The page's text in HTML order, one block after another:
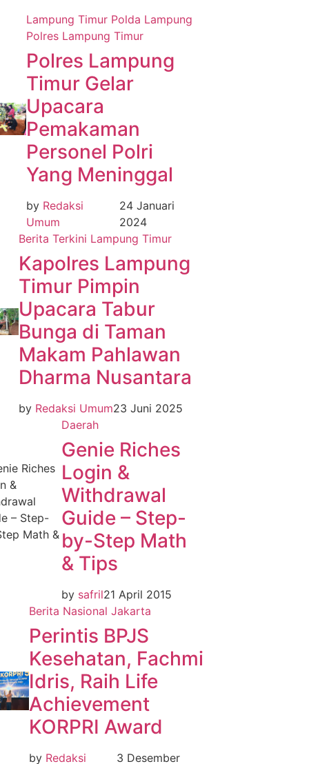
Lampung Timur Polda Lampung
Polres Lampung Timur
Polres Lampung
Timur Gelar
Upacara
Pemakaman
Personel Polri
Yang Meninggal
by Redaksi
Umum
24 Januari
2024
Berita Terkini Lampung Timur
Kapolres Lampung
Timur Pimpin
Upacara Tabur
Bunga di Taman
Makam Pahlawan
Dharma Nusantara
by Redaksi Umum23 Juni 2025
Daerah
Genie Riches
Login &
Withdrawal
Guide – Step-
by-Step Math
& Tips
by safril21 April 2015
Berita Nasional Jakarta
Perintis BPJS
Kesehatan, Fachmi
Idris, Raih Life
Achievement
KORPRI Award
by Redaksi 3 Desember